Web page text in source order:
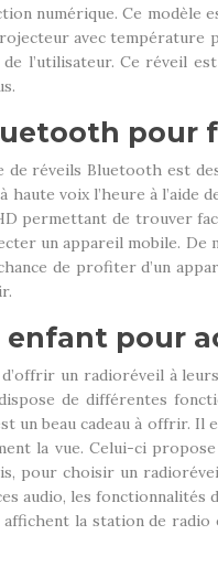
numérique. Ce modèle
avec température
l’utilisateur. Ce réveil
pour
de réveils Bluetooth est
voix l’heure à
permettant de trouver
un appareil mobile. De
de profiter d’un
pour
d’offrir un radioréveil à
de différentes
un beau cadeau à offrir.
la vue. Celui-ci
pour choisir un
audio, les
la station de